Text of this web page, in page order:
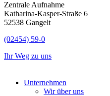
Zentrale Aufnahme
Katharina-Kasper-Straße 6
52538 Gangelt
(02454) 59-0
Ihr Weg zu uns
Unternehmen
Wir über uns